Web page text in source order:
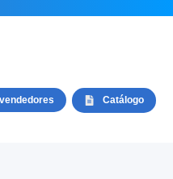
Catálogo